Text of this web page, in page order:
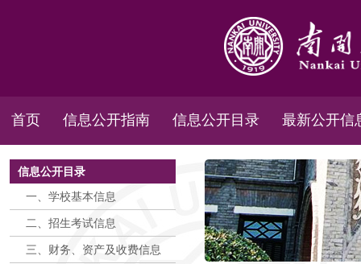
首页 信息公开指南 信息公开目录 最新公开信
信息公开目录
一、学校基本信息
二、招生考试信息
三、财务、资产及收费信息